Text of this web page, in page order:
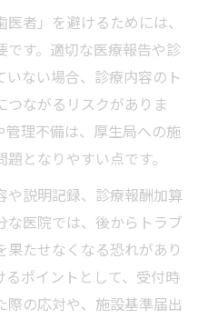
者」を避けるためには、
す。適切な医療報告や診
ない場合、診療内容のト
つながるリスクがありま
管理不備は、厚生局への施
となりやすい点です。
や説明記録、診療報酬加算
な医院では、後からトラブ
たせなくなる恐れがあり
るポイントとして、受付時
際の応対や、施設基準届出